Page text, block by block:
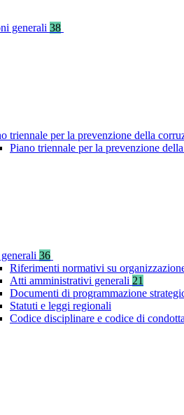
generali 38
triennale per la prevenzione della
Piano triennale per la prevenzione
36
Riferimenti normativi su
Atti amministrativi generali 21
Documenti di programmazione
Statuti e leggi regionali
Codice disciplinare e codice di condotta